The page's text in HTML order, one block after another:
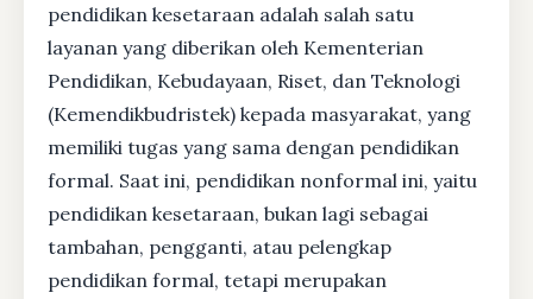
pendidikan kesetaraan adalah salah satu
layanan yang diberikan oleh Kementerian
Pendidikan, Kebudayaan, Riset, dan Teknologi
(Kemendikbudristek) kepada masyarakat, yang
memiliki tugas yang sama dengan pendidikan
formal. Saat ini, pendidikan nonformal ini, yaitu
pendidikan kesetaraan, bukan lagi sebagai
tambahan, pengganti, atau pelengkap
pendidikan formal, tetapi merupakan